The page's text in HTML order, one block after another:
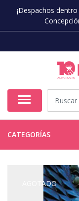
¡Despachos
CATEGORÍAS
AGOTADO